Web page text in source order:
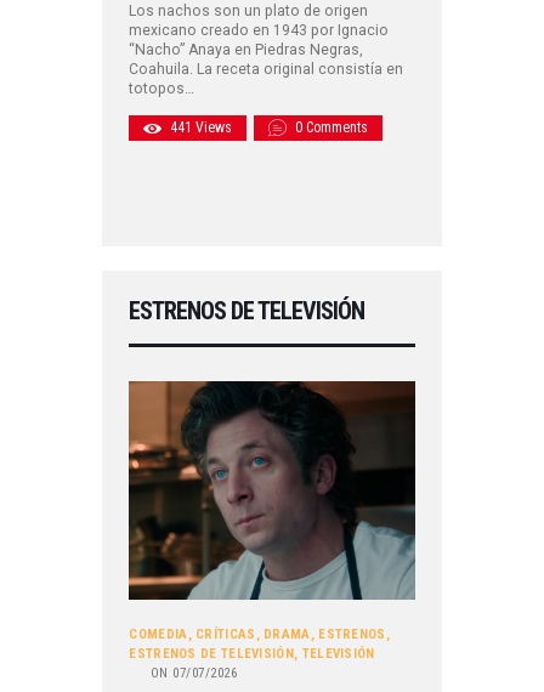
Los nachos son un plato de origen
mexicano creado en 1943 por Ignacio
“Nacho” Anaya en Piedras Negras,
Coahuila. La receta original consistía en
totopos…
441 Views 0 Comments
ESTRENOS DE TELEVISIÓN
COMEDIA, CRÍTICAS , DRAMA, ESTRENOS ,
ESTRENOS DE TELEVISIÓN, TELEVISIÓN
ON 07/07/2026